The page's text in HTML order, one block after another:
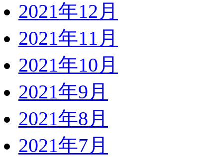
2021年12月
2021年11月
2021年10月
2021年9月
2021年8月
2021年7月